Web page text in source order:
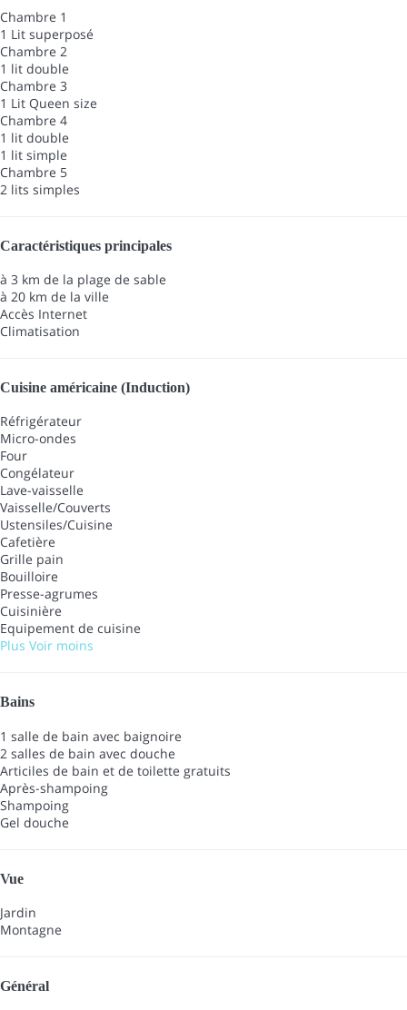
Chambre 1
1 Lit superposé
Chambre 2
1 lit double
Chambre 3
1 Lit Queen size
Chambre 4
1 lit double
1 lit simple
Chambre 5
2 lits simples
Caractéristiques principales
à 3 km de la plage de sable
à 20 km de la ville
Accès Internet
Climatisation
Cuisine américaine (Induction)
Réfrigérateur
Micro-ondes
Four
Congélateur
Lave-vaisselle
Vaisselle/Couverts
Ustensiles/Cuisine
Cafetière
Grille pain
Bouilloire
Presse-agrumes
Cuisinière
Equipement de cuisine
Plus Voir moins
Bains
1 salle de bain avec baignoire
2 salles de bain avec douche
Articiles de bain et de toilette gratuits
Après-shampoing
Shampoing
Gel douche
Vue
Jardin
Montagne
Général